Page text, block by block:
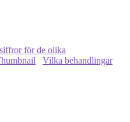
för de olika
Vilka behandlingar